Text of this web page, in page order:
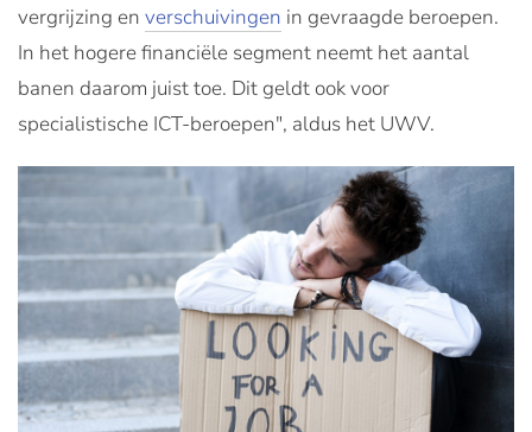
vergrijzing en verschuivingen in gevraagde beroepen.
In het hogere financiële segment neemt het aantal
banen daarom juist toe. Dit geldt ook voor
specialistische ICT-beroepen", aldus het UWV.